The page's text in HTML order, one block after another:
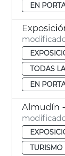
EN
TODAS
EN
TURISMO